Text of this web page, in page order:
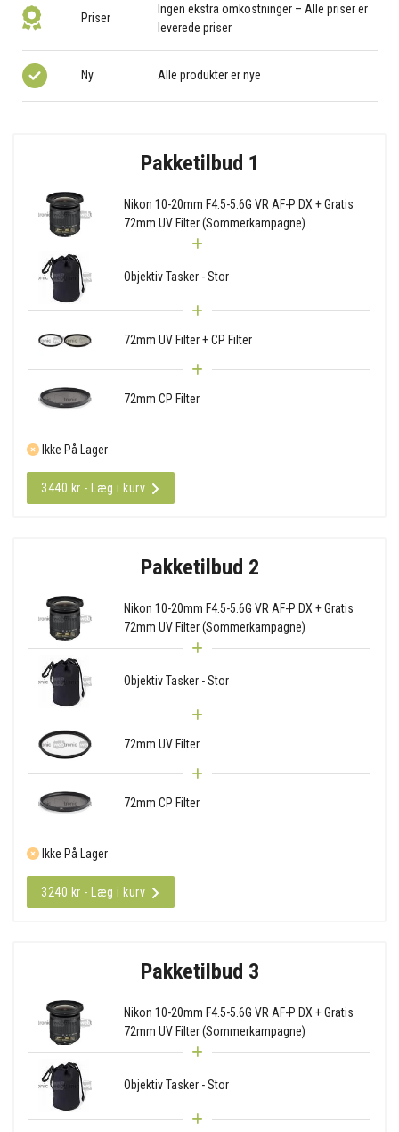
Priser
Ingen ekstra omkostninger – Alle priser er
leverede priser
Ny Alle produkter er nye
Pakketilbud 1
Nikon 10-20mm F4.5-5.6G VR AF-P DX + Gratis
72mm UV Filter (Sommerkampagne)
Objektiv Tasker - Stor
72mm UV Filter + CP Filter
72mm CP Filter
Ikke På Lager
3440 kr - Læg i kurv
Pakketilbud 2
Nikon 10-20mm F4.5-5.6G VR AF-P DX + Gratis
72mm UV Filter (Sommerkampagne)
Objektiv Tasker - Stor
72mm UV Filter
72mm CP Filter
Ikke På Lager
3240 kr - Læg i kurv
Pakketilbud 3
Nikon 10-20mm F4.5-5.6G VR AF-P DX + Gratis
72mm UV Filter (Sommerkampagne)
Objektiv Tasker - Stor